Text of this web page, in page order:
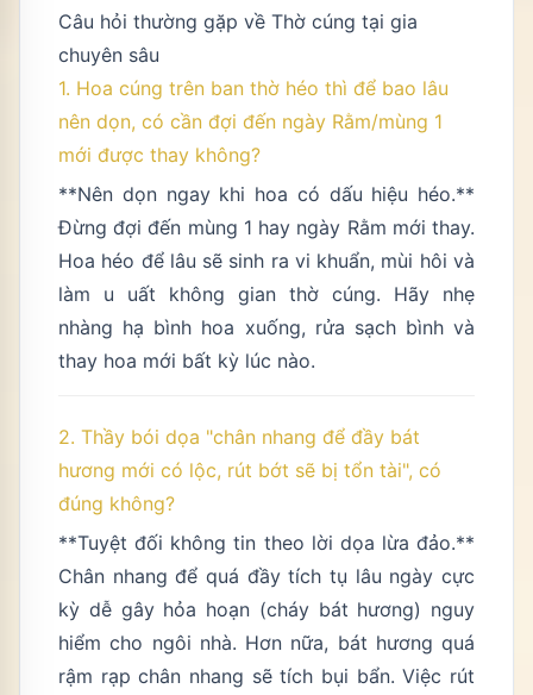
Câu hỏi thường gặp về Thờ cúng tại gia
chuyên sâu
1. Hoa cúng trên ban thờ héo thì để bao lâu
nên dọn, có cần đợi đến ngày Rằm/mùng 1
mới được thay không?
**Nên dọn ngay khi hoa có dấu hiệu héo.**
Đừng đợi đến mùng 1 hay ngày Rằm mới thay.
Hoa héo để lâu sẽ sinh ra vi khuẩn, mùi hôi và
làm u uất không gian thờ cúng. Hãy nhẹ
nhàng hạ bình hoa xuống, rửa sạch bình và
thay hoa mới bất kỳ lúc nào.
2. Thầy bói dọa "chân nhang để đầy bát
hương mới có lộc, rút bớt sẽ bị tổn tài", có
đúng không?
**Tuyệt đối không tin theo lời dọa lừa đảo.**
Chân nhang để quá đầy tích tụ lâu ngày cực
kỳ dễ gây hỏa hoạn (cháy bát hương) nguy
hiểm cho ngôi nhà. Hơn nữa, bát hương quá
rậm rạp chân nhang sẽ tích bụi bẩn. Việc rút